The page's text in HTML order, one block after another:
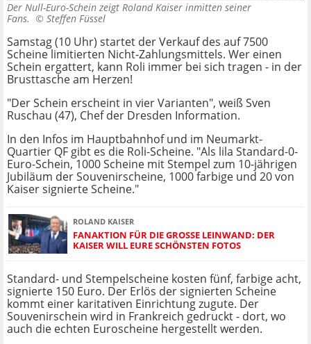
Der Null-Euro-Schein zeigt Roland Kaiser inmitten seiner
Fans. © Steffen Füssel
Samstag (10 Uhr) startet der Verkauf des auf 7500
Scheine limitierten Nicht-Zahlungsmittels. Wer einen
Schein ergattert, kann Roli immer bei sich tragen - in der
Brusttasche am Herzen!
"Der Schein erscheint in vier Varianten", weiß Sven
Ruschau (47), Chef der Dresden Information.
In den Infos im Hauptbahnhof und im Neumarkt-
Quartier QF gibt es die Roli-Scheine. "Als lila Standard-0-
Euro-Schein, 1000 Scheine mit Stempel zum 10-jährigen
Jubiläum der Souvenirscheine, 1000 farbige und 20 von
Kaiser signierte Scheine."
ROLAND KAISER
FANAKTION FÜR DIE GROSSE LEINWAND: DER K
AISER WILL EURE SCHÖNSTEN FOTOS
Standard- und Stempelscheine kosten fünf, farbige acht,
signierte 150 Euro. Der Erlös der signierten Scheine
kommt einer karitativen Einrichtung zugute. Der
Souvenirschein wird in Frankreich gedruckt - dort, wo
auch die echten Euroscheine hergestellt werden.